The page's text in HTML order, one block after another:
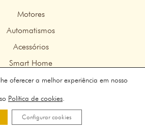
Motores
Automatismos
Acessórios
Smart Home
– Todos os direitos reservados
de Privacidade–Política de cookies
Persuadiendo.com
oferecer a melhor experiência em nosso
Política de cookies
Configurar cookies